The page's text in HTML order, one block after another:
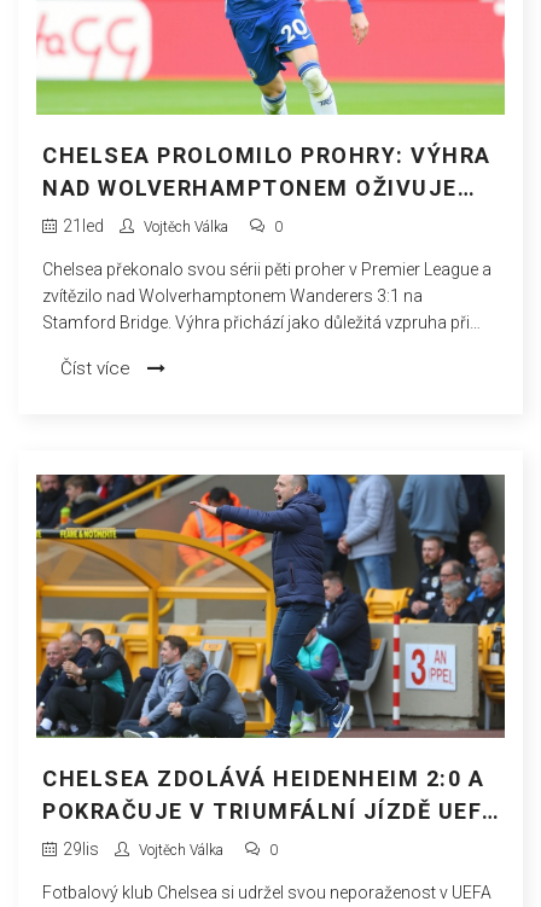
CHELSEA PROLOMILO PROHRY: VÝHRA
NAD WOLVERHAMPTONEM OŽIVUJE
ŠANCE V PREMIER LEAGUE
21 led Vojtěch Válka 0
Chelsea překonalo svou sérii pěti proher v Premier League a
zvítězilo nad Wolverhamptonem Wanderers 3:1 na
Stamford Bridge. Výhra přichází jako důležitá vzpruha při
dominovalo Chelsea s 64% držením míče a efektivní hrou
Číst více
CHELSEA ZDOLÁVÁ HEIDENHEIM 2:0 A
POKRAČUJE V TRIUMFÁLNÍ JÍZDĚ UEFA
KONFERENČNÍ LIGOU
29 lis Vojtěch Válka 0
Fotbalový klub Chelsea si udržel svou neporaženost v UEFA